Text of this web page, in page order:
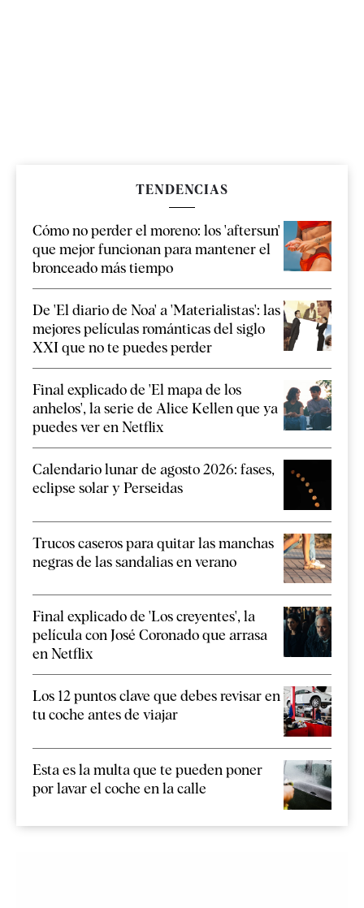
TENDENCIAS
Cómo no perder el moreno: los 'aftersun'
que mejor funcionan para mantener el
bronceado más tiempo
De 'El diario de Noa' a 'Materialistas': las
mejores películas románticas del siglo
XXI que no te puedes perder
Final explicado de 'El mapa de los
anhelos', la serie de Alice Kellen que ya
puedes ver en Netflix
Calendario lunar de agosto 2026: fases,
eclipse solar y Perseidas
Trucos caseros para quitar las manchas
negras de las sandalias en verano
Final explicado de 'Los creyentes', la
película con José Coronado que arrasa
en Netflix
Los 12 puntos clave que debes revisar en
tu coche antes de viajar
Esta es la multa que te pueden poner
por lavar el coche en la calle